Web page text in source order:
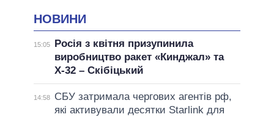
НОВИНИ
15:05
Росія з квітня призупинила
виробництво ракет «Кинджал» та
Х-32 – Скібіцький
14:58
СБУ затримала чергових агентів рф,
які активували десятки Starlink для